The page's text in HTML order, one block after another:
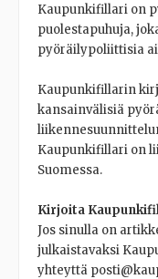
Kaupunkifillari on
puolestapuhuja,
pyöräilypoliittisia
Kaupunkifillarin
kansainvälisiä
Kaupunkifillari on
Suomessa.
Kirjoita
Jos sinulla on
julkaistavaksi
yhteyttä